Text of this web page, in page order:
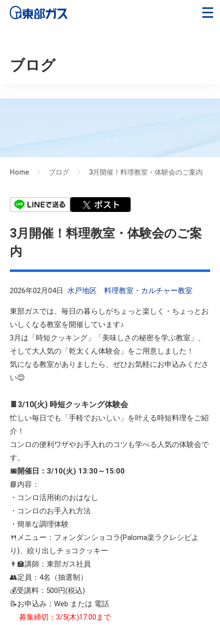
ブログ
Home ブログ 3月開催！料理教室・体験会のご案内
3月開催！料理教室・体験会のご案
内
2026年02月04日 水戸地区 料理教室・カルチャー教室
東部ガスでは、毎日の暮らしがちょっと楽しく・ちょっとお
いしくなる教室を開催しています♪
3月は「時短クッキング」「美味しさの秘密を学ぶ教室」、
そして大人気の「乾太くん体験会」をご用意しました！
気になる教室がありましたら、ぜひお気軽にお申込みくださ
い😊
🍫3/10(火) 時短クッキング体験会
忙しい毎日でも「手軽でおいしい」を叶える時短料理をご紹
介！
コンロの便利ワザやお手入れのコツも学べる人気の体験会で
す。
📅開催日：3/10(火) 13:30～15:00
📘内容：
・コンロ活用術のおはなし
・コンロのお手入れ方法
・簡単な調理体験
🍴メニュー：フォンダンショコラ(Paloma楽ラクレシピよ
り)、絞り出しチョコクッキー
👨‍🏫講師：東部ガス社員
👥定員：4名（抽選制）
💰受講料：500円(税込)
📝お申込み：Web または 電話
募集締切：3/5(木)17:00まで